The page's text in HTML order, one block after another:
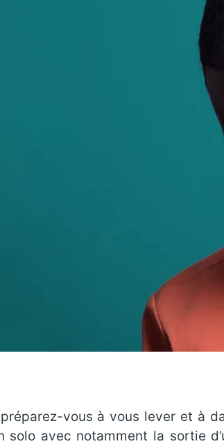
vous à vous lever et à
solo avec notamment la sortie